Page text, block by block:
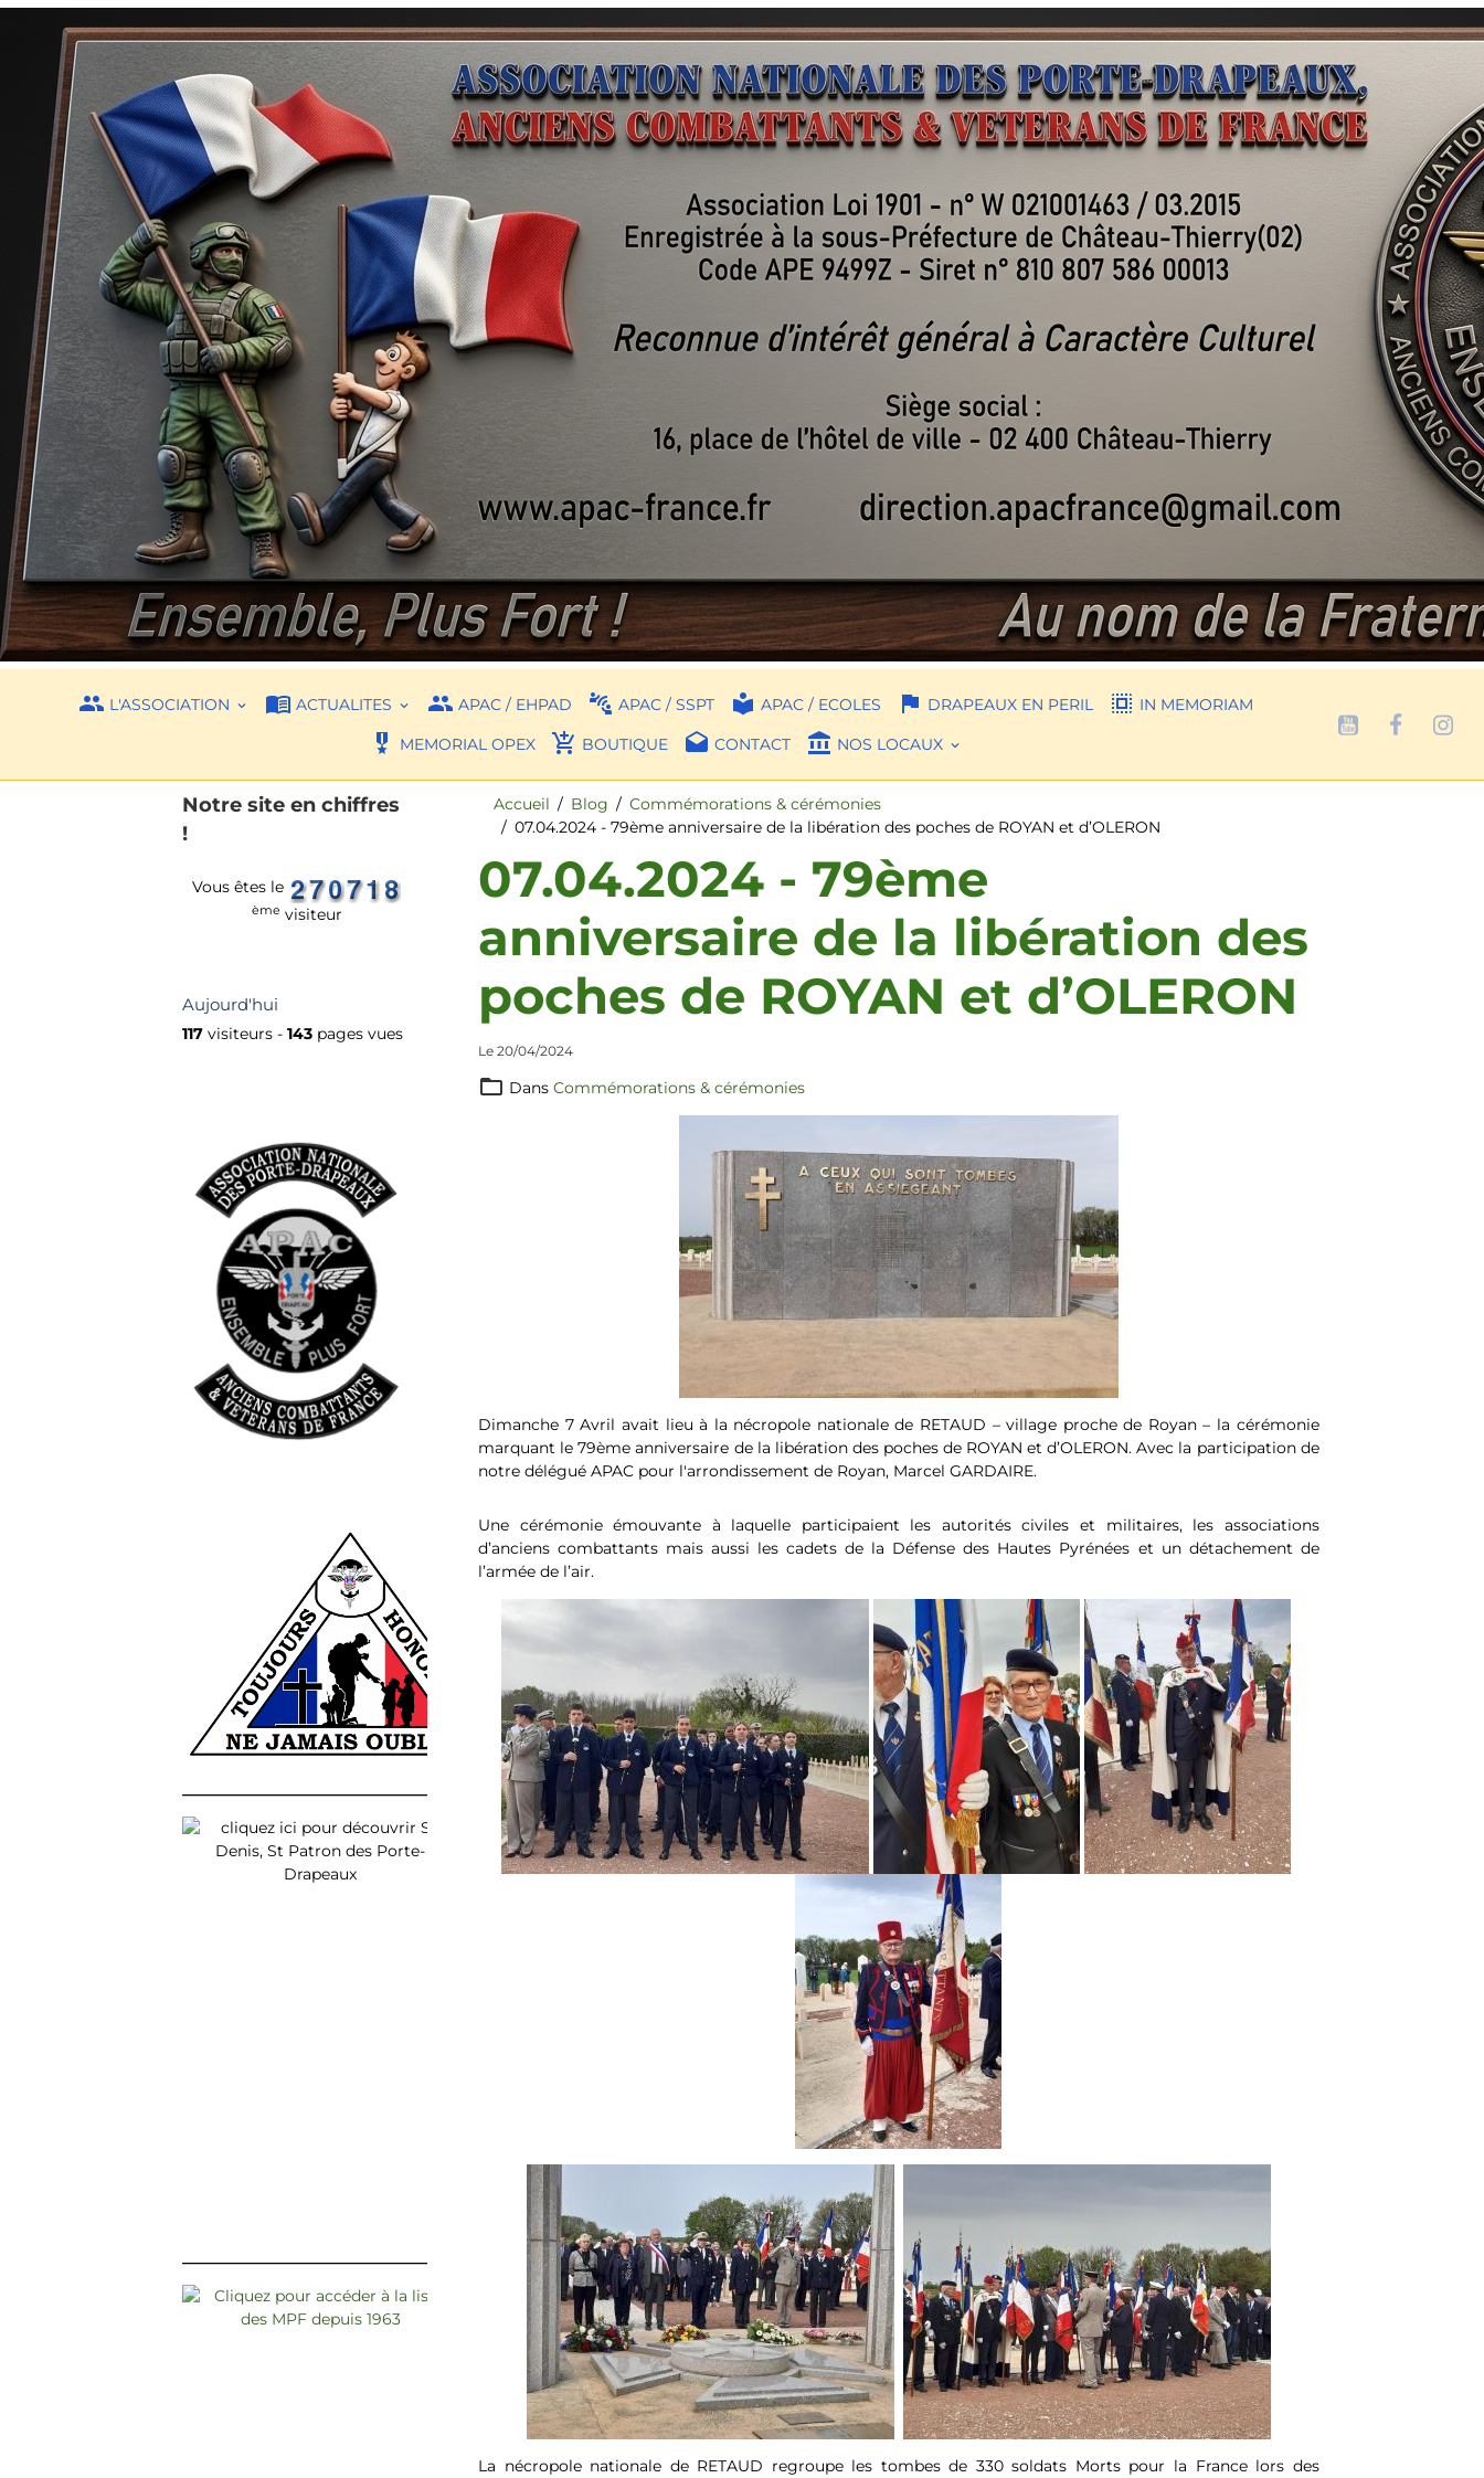
L'ASSOCIATION ACTUALITES APAC / EHPAD APAC / SSPT APAC / ECOLES DRAPEAUX EN PERIL
IN MEMORIAM
MEMORIAL OPEX
BOUTIQUE CONTACT NOS LOCAUX
Accueil Blog
Commémorations & cérémonies
07.04.2024 - 79ème anniversaire de la libération des poches de ROYAN et d’OLERON
07.04.2024 - 79ème
anniversaire de la libération des
poches de ROYAN et d’OLERON
Le 20/04/2024
DansCommémorations & cérémonies
Dimanche 7 Avril avait lieu à la nécropole nationale de RETAUD – village proche de Royan – la cérémonie
marquant le 79ème anniversaire de la libération des poches de ROYAN et d’OLERON. Avec la participation de
notre délégué APAC pour l'arrondissement de Royan, Marcel GARDAIRE.
Une cérémonie émouvante à laquelle participaient les autorités civiles et militaires, les associations
d’anciens combattants mais aussi les cadets de la Défense des Hautes Pyrénées et un détachement de
l’armée de l’air.
La nécropole nationale de RETAUD regroupe les tombes de 330 soldats Morts pour la France lors des
Notre site en chiffres
!
Vous êtes le
ème visiteur
Aujourd'hui
117 visiteurs -143 pages vues